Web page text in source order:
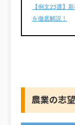
【例文25選】
を徹底解説！
農業の志